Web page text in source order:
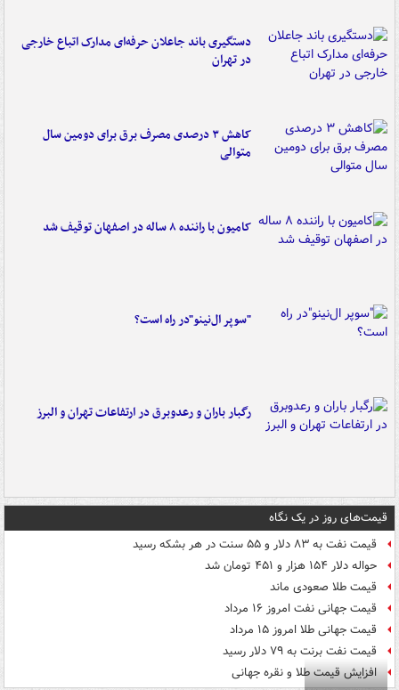
دستگیری باند جاعلان حرفه‌ای مدارک اتباع خارجی
در تهران
کاهش ۳ درصدی مصرف برق برای دومین سال
متوالی
کامیون با راننده ۸ ساله در اصفهان توقیف شد
"سوپر ال‌نینو"در راه است؟
رگبار باران و رعدوبرق در ارتفاعات تهران و البرز
قیمت‌های روز در یک نگاه
قیمت نفت به ۸۳ دلار و ۵۵ سنت در هر بشکه رسید
حواله دلار ۱۵۴ هزار و ۴۵۱ تومان شد
قیمت طلا صعودی ماند
قیمت جهانی نفت امروز ۱۶ مرداد
قیمت جهانی طلا امروز ۱۵ مرداد
قیمت نفت برنت به ۷۹ دلار رسید
افزایش قیمت طلا و نقره جهانی